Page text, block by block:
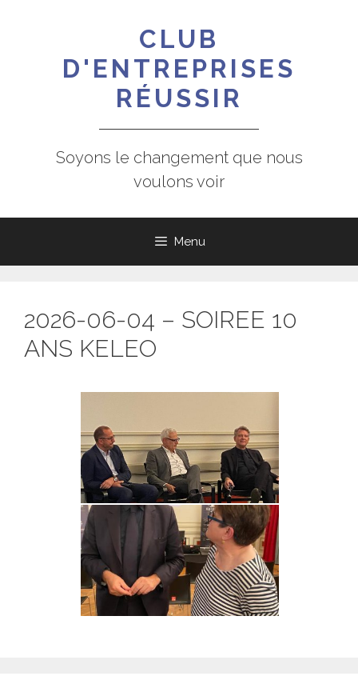
CLUB
D'ENTREPRISES
RÉUSSIR
Soyons le changement que nous
voulons voir
Menu
2026-06-04 – SOIREE 10
ANS KELEO